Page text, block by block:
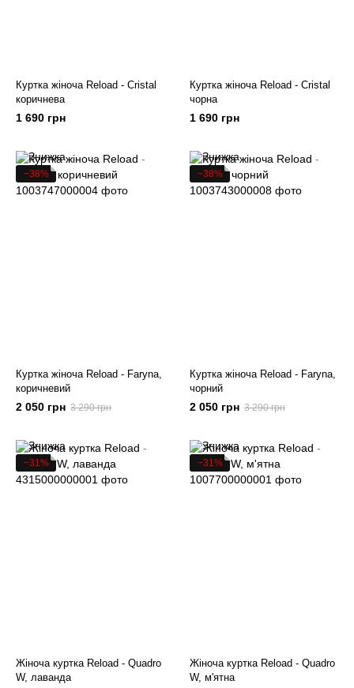
Куртка жіноча Reload - Cristal
коричнева
1 690 грн
Куртка жіноча Reload - Cristal
чорна
1 690 грн
−38%
Куртка жіноча Reload - Faryna,
коричневий
2 050 грн 3 290 грн
−38%
Куртка жіноча Reload - Faryna,
чорний
2 050 грн 3 290 грн
−31%
Жіноча куртка Reload - Quadro
W, лаванда
−31%
Жіноча куртка Reload - Quadro
W, м'ятна